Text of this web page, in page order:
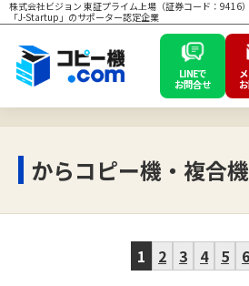
株式会社ビジョン 東証プライム上場（証券コード：
「J-Startup」のサポーター認定企業
LINEで
お問合せ
からコピー機・複合
1 2 3 4 5 6